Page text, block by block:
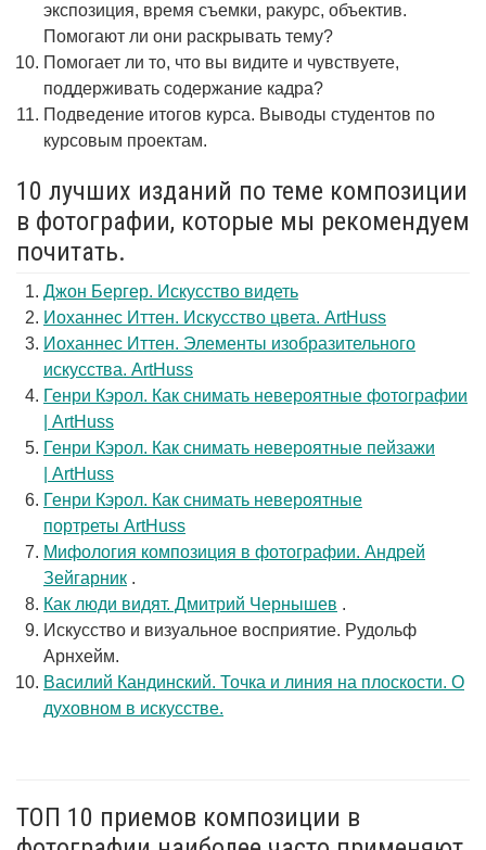
экспозиция, время съемки, ракурс, объектив.
Помогают ли они раскрывать тему?
Помогает ли то, что вы видите и чувствуете,
поддерживать содержание кадра?
Подведение итогов курса. Выводы студентов по
курсовым проектам.
10 лучших изданий по теме композиции
в фотографии, которые мы рекомендуем
почитать.
Джон Бергер. Искусство видеть
Иоханнес Иттен. Искусство цвета. ArtHuss
Иоханнес Иттен. Элементы изобразительного
искусства. ArtHuss
Генри Кэрол. Как снимать невероятные фотографии
| ArtHuss
Генри Кэрол. Как снимать невероятные пейзажи
| ArtHuss
Генри Кэрол. Как снимать невероятные
портреты ArtHuss
Мифология композиция в фотографии. Андрей
Зейгарник .
Как люди видят. Дмитрий Чернышев .
Искусство и визуальное восприятие. Рудольф
Арнхейм.
Василий Кандинский. Точка и линия на плоскости. О
духовном в искусстве.
ТОП 10 приемов композиции в